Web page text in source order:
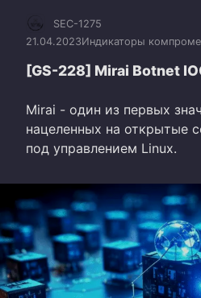
SEC-1275
21.04.2023Индикаторы
[GS-228] Mirai Botnet
Mirai - один из первых
нацеленных на открытые
под управлением Linux.